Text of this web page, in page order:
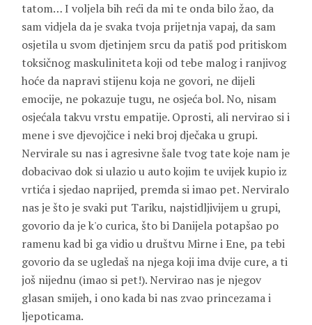
tatom… I voljela bih reći da mi te onda bilo žao, da
sam vidjela da je svaka tvoja prijetnja vapaj, da sam
osjetila u svom djetinjem srcu da patiš pod pritiskom
toksičnog maskuliniteta koji od tebe malog i ranjivog
hoće da napravi stijenu koja ne govori, ne dijeli
emocije, ne pokazuje tugu, ne osjeća bol. No, nisam
osjećala takvu vrstu empatije. Oprosti, ali nervirao si i
mene i sve djevojčice i neki broj dječaka u grupi.
Nervirale su nas i agresivne šale tvog tate koje nam je
dobacivao dok si ulazio u auto kojim te uvijek kupio iz
vrtića i sjedao naprijed, premda si imao pet. Nerviralo
nas je što je svaki put Tariku, najstidljivijem u grupi,
govorio da je k'o curica, što bi Danijela potapšao po
ramenu kad bi ga vidio u društvu Mirne i Ene, pa tebi
govorio da se ugledaš na njega koji ima dvije cure, a ti
još nijednu (imao si pet!). Nervirao nas je njegov
glasan smijeh, i ono kada bi nas zvao princezama i
ljepoticama.